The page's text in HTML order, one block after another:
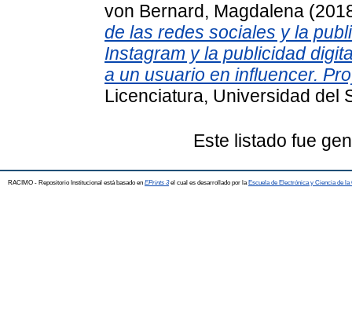
von Bernard, Magdalena
de las redes sociales y la
Instagram y la publicidad
a un usuario en influencer.
Licenciatura, Universidad del
Este listado fue
RACIMO - Repositorio Institucional está basado en EPrints 3el cual es desarrollado por la Escuela de Electrónica y Ciencia de la